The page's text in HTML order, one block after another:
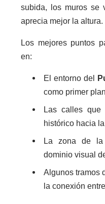
subida, los muros se
aprecia mejor la altura.
Los mejores puntos
en:
El entorno del
como primer
Las calles que
histórico hacia
La zona de la
dominio visual
Algunos tramos
la conexión